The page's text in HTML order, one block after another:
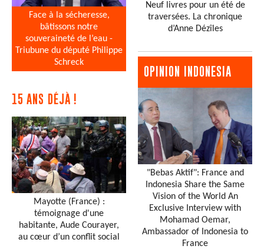
Face à la sécheresse,
bâtissons notre
souveraineté de l’eau -
Triubune du député Philippe
Schreck
15 ANS DÉJÀ !
Mayotte (France) :
témoignage d'une
habitante, Aude Courayer,
au cœur d’un conflit social
Neuf livres pour un été de
traversées. La chronique
d’Anne Dézîles
OPINION INDONESIA
"Bebas Aktif": France and
Indonesia Share the Same
Vision of the World An
Exclusive Interview with
Mohamad Oemar,
Ambassador of Indonesia to
France